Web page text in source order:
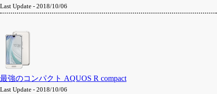
Last Update - 2018/10/06
最強のコンパクト AQUOS R compact
Last Update - 2018/10/06